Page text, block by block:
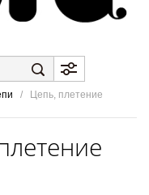
/   Цепь, плетение